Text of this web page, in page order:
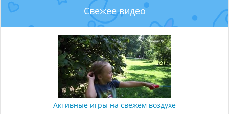
Свежее видео
Активные игры на свежем воздухе